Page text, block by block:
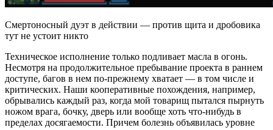
Смертоносный дуэт в действии — против щита и дробовика
тут не устоит никто
Техническое исполнение только подливает масла в огонь.
Несмотря на продолжительное пребывание проекта в раннем
доступе, багов в нем по-прежнему хватает — в том числе и
критических. Наши кооперативные похождения, например,
обрывались каждый раз, когда мой товарищ пытался пырнуть
ножом врага, бочку, дверь или вообще хоть что-нибудь в
пределах досягаемости. Причем болезнь объявилась уровне